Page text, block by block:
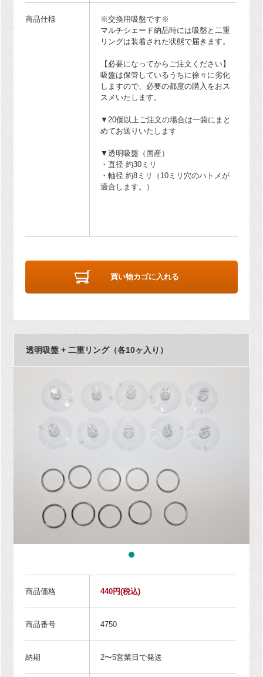
商品仕様
※交換用吸盤です※
マルチシェード納品時には吸盤と二重
リングは装着された状態で届きます。
【必要になってからご注文ください】
吸盤は保管しているうちに徐々に劣化
しますので、必要の都度の購入をおス
スメいたします。
▼20個以上ご注文の場合は一袋にまと
めてお送りいたします
▼透明吸盤（国産）
・直径 約30ミリ
・軸径 約8ミリ（10ミリ穴のハトメが
適合します。）
買い物カゴに入れる
透明吸盤 + 二重リング（各10ヶ入り）
商品価格 440円(税込)
商品番号 4750
納期 2〜5営業日で発送